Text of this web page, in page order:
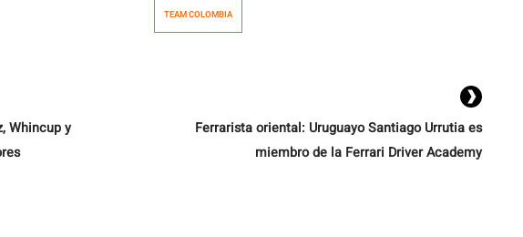
colombianos, tuvo que […]
TEAM COLOMBIA
Whincup y
Ferrarista oriental: Uruguayo Santiago Urrutia es
miembro de la Ferrari Driver Academy